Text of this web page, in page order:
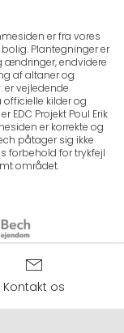
Kontakt os
er fra vores
Plantegninger er
ændringer, endvidere
af altaner og
vejledende.
kilder og
Projekt Poul Erik
er korrekte og
påtager sig ikke
forbehold for trykfejl
området.